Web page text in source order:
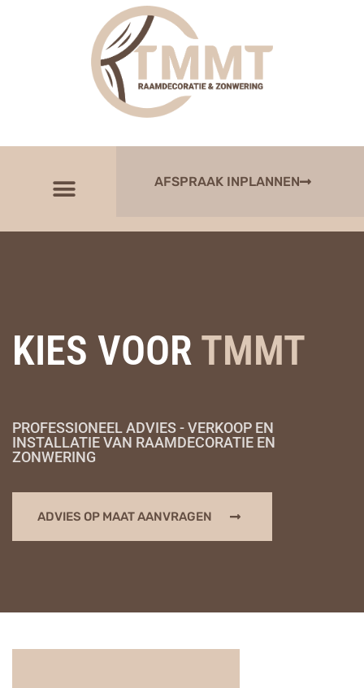
AFSPRAAK INPLANNEN
KIES VOOR TMMT
PROFESSIONEEL ADVIES - VERKOOP EN
INSTALLATIE VAN RAAMDECORATIE EN
ZONWERING
ADVIES OP MAAT AANVRAGEN